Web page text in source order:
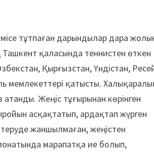
тұтпаған дарындылар дара
қаласында теннистен өткен
Қырғызстан, Үндістан,
мемлекеттері қатысты.
Жеңіс тұғырынан көрінген
асқақтатып, ардақтап жүрген
жаншылмаған, жеңістен
марапатқа ие болып,